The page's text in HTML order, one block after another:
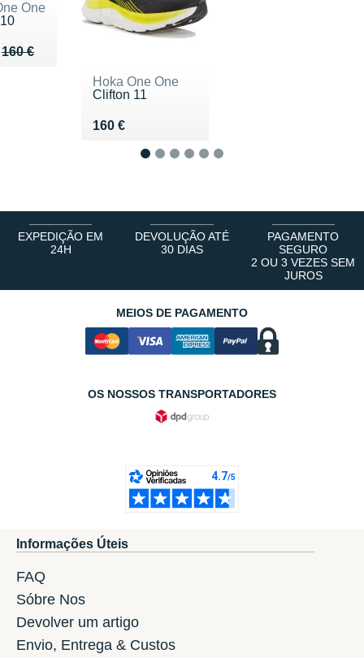
One
160 €160 €
€
Hoka One One
Clifton 11
160 €
Vendu 160 €
EXPEDIÇÃO EM
24H
DEVOLUÇÃO ATÉ
30 DIAS
PAGAMENTO
SEGURO
2 OU 3 VEZES SEM
JUROS
MEIOS DE PAGAMENTO
OS NOSSOS TRANSPORTADORES
Informações Úteis
FAQ
Sóbre Nos
Devolver um artigo
Envio, Entrega & Custos